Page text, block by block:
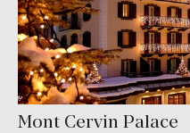
Mont Cervin Palace